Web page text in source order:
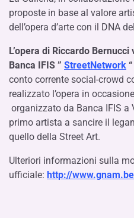
proposte in base al valore
dell’opera d’arte con il DNA
L’opera di Riccardo
Banca IFIS ” StreetNetwork “
conto corrente social-crowd
realizzato l’opera in
organizzato da Banca IFIS a
primo artista a sancire il
quello della Street Art.
Ulteriori informazioni sulla
ufficiale: http://